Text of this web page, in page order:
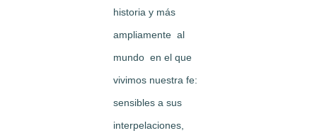
historia y más
ampliamente al
mundo en el que
vivimos nuestra fe:
sensibles a sus
interpelaciones,